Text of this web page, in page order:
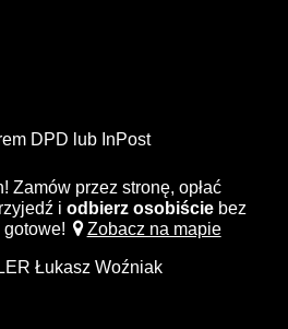
DPD lub InPost
Zamów przez stronę, opłać
i odbierz osobiście bez
Zobacz na mapie
Łukasz Woźniak